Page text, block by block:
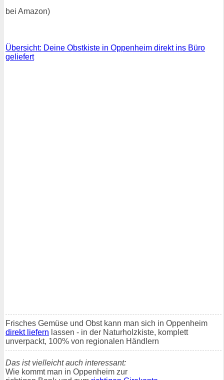
bei Amazon)
Übersicht: Deine Obstkiste in Oppenheim direkt ins Büro
geliefert
Frisches Gemüse und Obst kann man sich in Oppenheim
direkt liefern lassen - in der Naturholzkiste, komplett
unverpackt, 100% von regionalen Händlern
Das ist vielleicht auch interessant:
Wie kommt man in Oppenheim zur